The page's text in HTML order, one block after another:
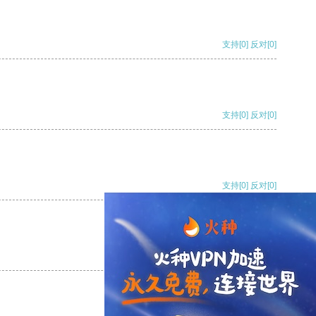
支持[0] 反对[0]
支持[0] 反对[0]
支持[0] 反对[0]
支持[0] 反对